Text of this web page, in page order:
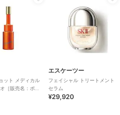
ット メディカル
［販売名：ポー
エスケーツー
フェイシャル トリートメント
セラム
¥29,920